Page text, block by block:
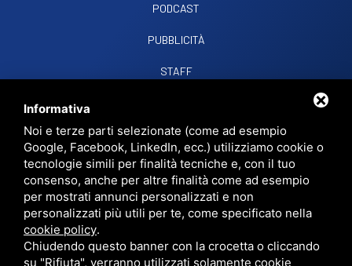
PODCAST
PUBBLICITÀ
STAFF
RADIO SOUND SNCVIALE PAPA GIOVANNI XXIII, 39, 44021 CODIGORO FE
D.L. 34/2019 EROG. PUBBLICHE
PRIVACY•SITEMAP• QUESTO SITO È PROTETTO DA GOOGLE RECAPTCHA
V3,PRIVACY POLICYETERMS OF SERVICEDI GOOGLE.
Informativa
Noi e terze parti selezionate (come ad esempio
Google, Facebook, LinkedIn, ecc.) utilizziamo cookie o
tecnologie simili per finalità tecniche e, con il tuo
consenso, anche per altre finalità come ad esempio
per mostrati annunci personalizzati e non
personalizzati più utili per te, come specificato nella
cookie policy.
Chiudendo questo banner con la crocetta o cliccando
su "Rifiuta", verranno utilizzati solamente cookie